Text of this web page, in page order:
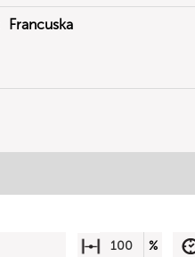
Francuska
100 %